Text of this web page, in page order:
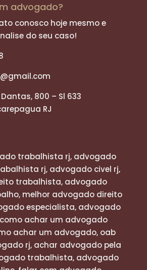
advogado?
conosco hoje mesmo e
do seu caso!
800 – Sl 633
RJ
trabalhista rj, advogado
rj, advogado civel rj,
trabalhista, advogado
melhor advogado direito
especialista, advogado
achar um advogado
achar um advogado, oab
rj, achar advogado pela
trabalhista, advogado